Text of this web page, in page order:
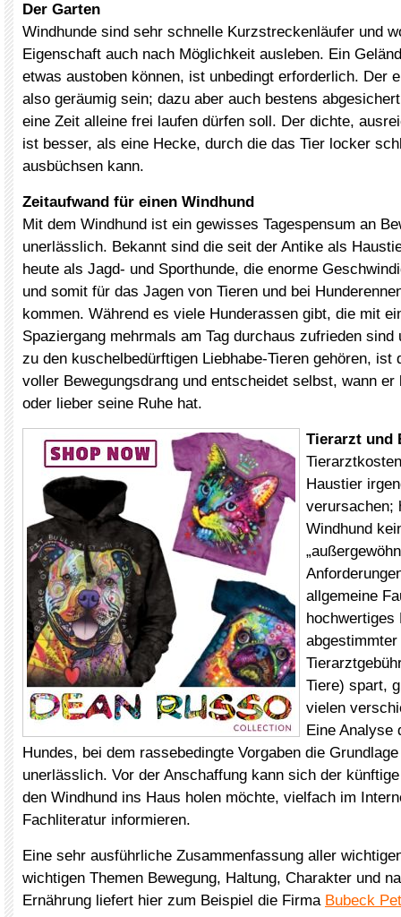
Der Garten
Windhunde sind sehr schnelle Kurzstreckenläufer und
Eigenschaft auch nach Möglichkeit ausleben. Ein
etwas austoben können, ist unbedingt erforderlich. Der
also geräumig sein; dazu aber auch bestens
eine Zeit alleine frei laufen dürfen soll. Der dichte,
ist besser, als eine Hecke, durch die das Tier locker
ausbüchsen kann.
Zeitaufwand für einen Windhund
Mit dem Windhund ist ein gewisses Tagespensum an
unerlässlich. Bekannt sind die seit der Antike als
heute als Jagd- und Sporthunde, die enorme
und somit für das Jagen von Tieren und bei
kommen. Während es viele Hunderassen gibt, die mit
Spaziergang mehrmals am Tag durchaus zufrieden sind
zu den kuschelbedürftigen Liebhabe-Tieren gehören, ist
voller Bewegungsdrang und entscheidet selbst, wann
oder lieber seine Ruhe hat.
Tierarzt und
Haustier
verursachen;
Windhund
allgemeine
hochwertiges
abgestimmter
Tiere) spart,
vielen
Eine Analyse
Hundes, bei dem rassebedingte Vorgaben die
unerlässlich. Vor der Anschaffung kann sich der
den Windhund ins Haus holen möchte, vielfach im
Fachliteratur informieren.
Eine sehr ausführliche Zusammenfassung aller
wichtigen Themen Bewegung, Haltung, Charakter und
Ernährung liefert hier zum Beispiel die Firma Bubeck